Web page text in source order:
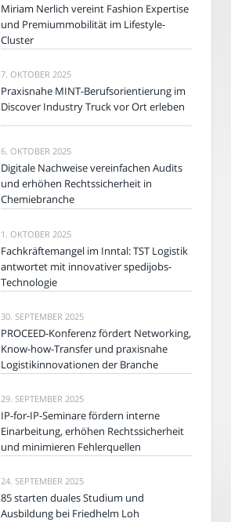
Miriam Nerlich vereint Fashion Expertise
und Premiummobilität im Lifestyle-
Cluster
7. OKTOBER 2025
Praxisnahe MINT-Berufsorientierung im
Discover Industry Truck vor Ort erleben
6. OKTOBER 2025
Digitale Nachweise vereinfachen Audits
und erhöhen Rechtssicherheit in
Chemiebranche
1. OKTOBER 2025
Fachkräftemangel im Inntal: TST Logistik
antwortet mit innovativer spedijobs-
Technologie
30. SEPTEMBER 2025
PROCEED-Konferenz fördert Networking,
Know-how-Transfer und praxisnahe
Logistikinnovationen der Branche
29. SEPTEMBER 2025
IP-for-IP-Seminare fördern interne
Einarbeitung, erhöhen Rechtssicherheit
und minimieren Fehlerquellen
24. SEPTEMBER 2025
85 starten duales Studium und
Ausbildung bei Friedhelm Loh